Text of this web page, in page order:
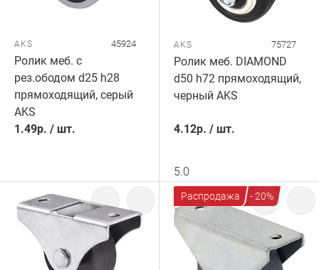
AKS 45924
Ролик меб. с
рез.ободом d25 h28
прямоходящий, серый
AKS
1.49р. / шт.
AKS 75727
Ролик меб. DIAMOND
d50 h72 прямоходящий,
черный AKS
4.12р. / шт.
5.0
Распродажа - 20%